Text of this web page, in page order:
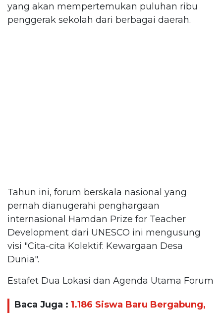
yang akan mempertemukan puluhan ribu
penggerak sekolah dari berbagai daerah.
Tahun ini, forum berskala nasional yang
pernah dianugerahi penghargaan
internasional Hamdan Prize for Teacher
Development dari UNESCO ini mengusung
visi "Cita-cita Kolektif: Kewargaan Desa
Dunia".
Estafet Dua Lokasi dan Agenda Utama Forum
Baca Juga : 1.186 Siswa Baru Bergabung,